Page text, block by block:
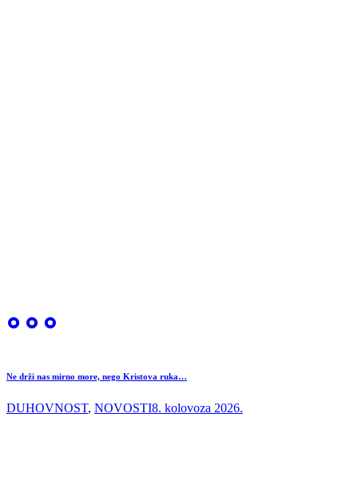
Ne drži nas mirno more, nego Kristova ruka…
DUHOVNOST, NOVOSTI8. kolovoza 2026.